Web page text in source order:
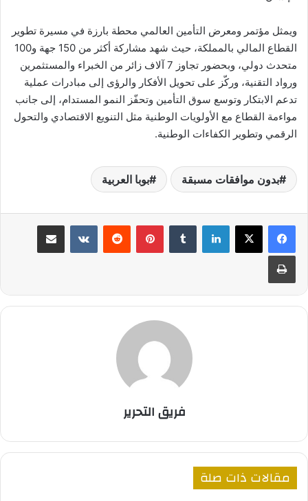
ويمثل مؤتمر ومعرض التأمين العالمي محطة بارزة في مسيرة تطوير
القطاع المالي بالمملكة، حيث شهد مشاركة أكثر من 150 جهة و100
متحدث دولي، وبحضور تجاوز 7 آلاف زائر من الخبراء والمستثمرين
ورواد التقنية، وركّز على تحويل الأفكار والرؤى إلى مبادرات عملية
تدعم الابتكار وتوسع سوق التأمين وتحفّز النمو المستدام، إلى جانب
مواءمة القطاع مع الأولويات الوطنية مثل التنويع الاقتصادي والتحول
الرقمي وتطوير الكفاءات الوطنية.
بدون موافقات مسبقة بوبا العربية
لينكدإن بينتيريست مشاركة عبر البريد
طباعة
فريق التحرير
مقالات ذات صلة